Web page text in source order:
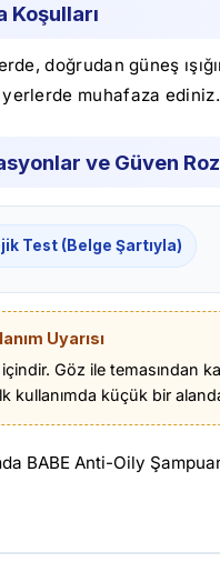
Koşulları
doğrudan güneş
yerlerde muhafaza ediniz.
ve Güven
Test (Belge Şartıyla)
Uyarısı
Göz ile temasından
kullanımda küçük bir
BABE Anti-Oily